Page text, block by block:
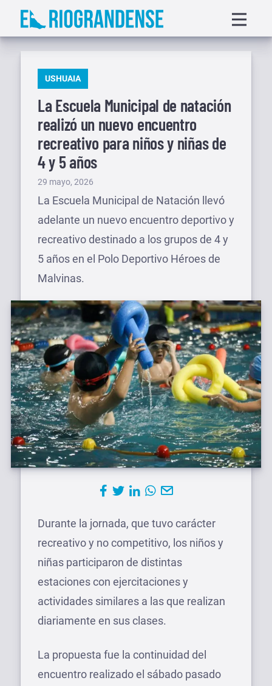
Saltar
menu
PUBLICADO
USHUAIA
La Escuela Municipal de natación
realizó un nuevo encuentro
recreativo para niños y niñas de
4 y 5 años
Publicado
el
29 mayo, 2026
La Escuela Municipal de Natación llevó
adelante un nuevo encuentro deportivo y
recreativo destinado a los grupos de 4 y
5 años en el Polo Deportivo Héroes de
Malvinas.
Durante la jornada, que tuvo carácter
recreativo y no competitivo, los niños y
niñas participaron de distintas
estaciones con ejercitaciones y
actividades similares a las que realizan
diariamente en sus clases.
La propuesta fue la continuidad del
encuentro realizado el sábado pasado